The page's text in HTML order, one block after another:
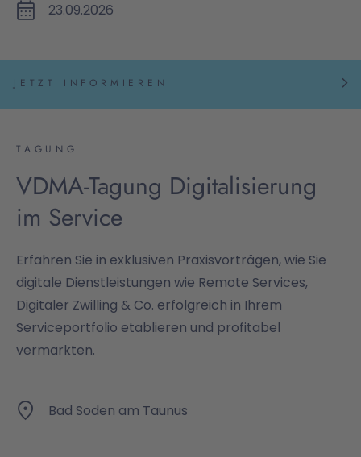
23.09.2026
JETZT INFORMIEREN
TAGUNG
VDMA-Tagung Digitalisierung
im Service
Erfahren Sie in exklusiven Praxisvorträgen, wie Sie
digitale Dienstleistungen wie Remote Services,
Digitaler Zwilling & Co. erfolgreich in Ihrem
Serviceportfolio etablieren und profitabel
vermarkten.
Bad Soden am Taunus